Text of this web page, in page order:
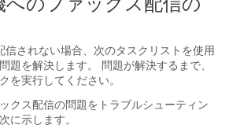
信されない場合、次のタスクリストを使用
題を解決します。 問題が解決するまで、
を実行してください。
クス配信の問題をトラブルシューティン
に示します。